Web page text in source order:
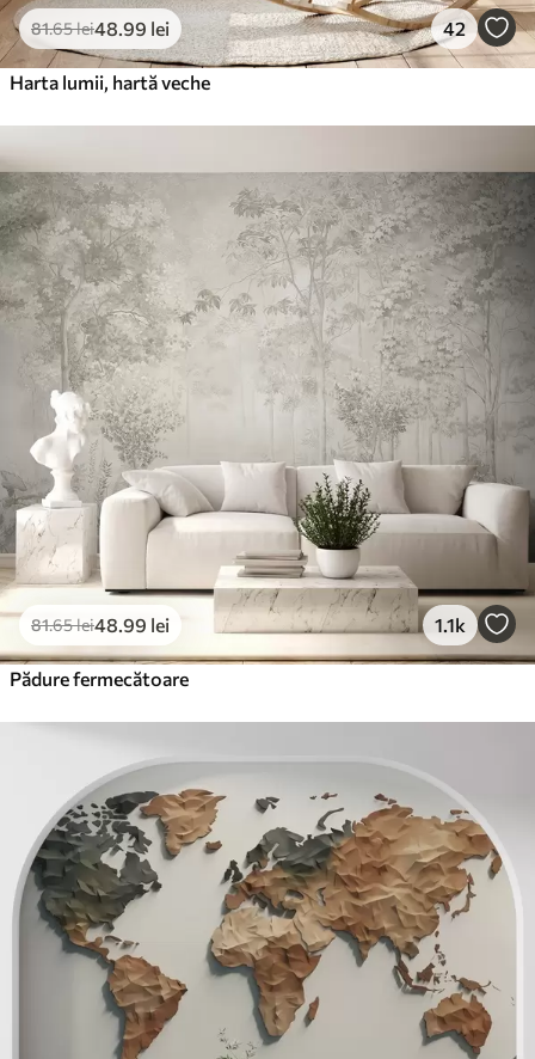
81.65lei48.99 lei 42
Harta lumii, hartă veche
81.65lei48.99 lei 1.1k
Pădure fermecătoare